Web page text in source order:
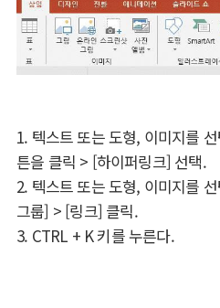
1. 텍스트 또는 도형, 이미지를
튼을 클릭 > [하이퍼링크] 선택.
2. 텍스트 또는 도형, 이미지를
그룹] > [링크] 클릭.
3. CTRL + K 키를 누른다.